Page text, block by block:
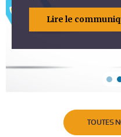
Lire le
TOUTES